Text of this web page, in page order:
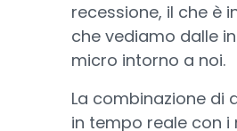
recessione, il che è
che vediamo dalle
micro intorno a noi.
La combinazione di
in tempo reale con